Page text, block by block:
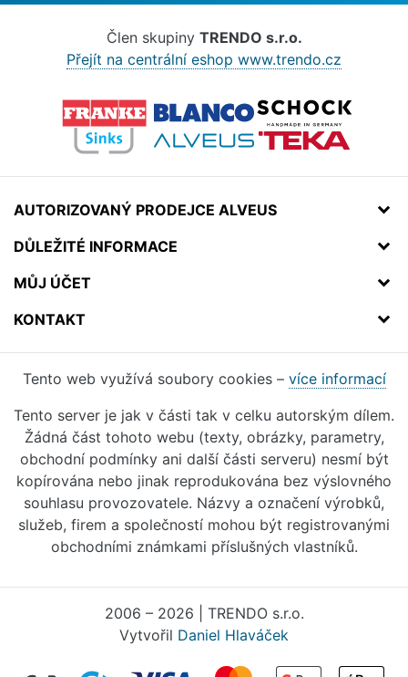
Člen skupiny TRENDO s.r.o.
Přejít na centrální eshop www.trendo.cz
AUTORIZOVANÝ PRODEJCE ALVEUS
DŮLEŽITÉ INFORMACE
MŮJ ÚČET
KONTAKT
Tento web využívá soubory cookies – více informací
Tento server je jak v části tak v celku autorským dílem.
Žádná část tohoto webu (texty, obrázky, parametry,
obchodní podmínky ani další části serveru) nesmí být
kopírována nebo jinak reprodukována bez výslovného
souhlasu provozovatele. Názvy a označení výrobků,
služeb, firem a společností mohou být registrovanými
obchodními známkami příslušných vlastníků.
2006 – 2026 | TRENDO s.r.o.
Vytvořil Daniel Hlaváček